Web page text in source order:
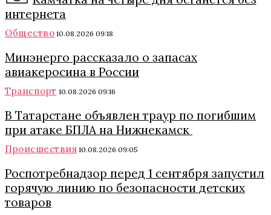
интернета
Общество 10.08.2026 09:18
Минэнерго рассказало о запасах
авиакеросина в России
Транспорт 10.08.2026 09:16
В Татарстане объявлен траур по погибшим
при атаке БПЛА на Нижнекамск
Происшествия 10.08.2026 09:05
Роспотребнадзор перед 1 сентября запустил
горячую линию по безопасности детских
товаров